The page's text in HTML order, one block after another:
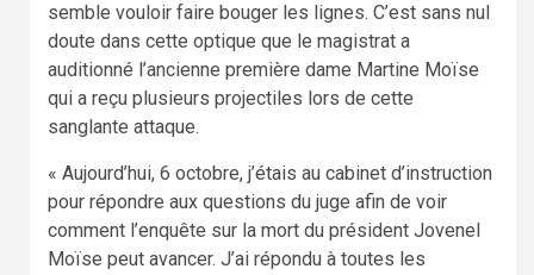
semble vouloir faire bouger les lignes. C’est sans nul
doute dans cette optique que le magistrat a
auditionné l’ancienne première dame Martine Moïse
qui a reçu plusieurs projectiles lors de cette
sanglante attaque.
« Aujourd’hui, 6 octobre, j’étais au cabinet d’instruction
pour répondre aux questions du juge afin de voir
comment l’enquête sur la mort du président Jovenel
Moïse peut avancer. J’ai répondu à toutes les